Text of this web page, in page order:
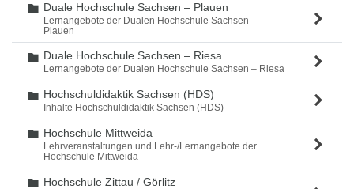
Ordner
Duale Hochschule Sachsen – Plauen
Lernangebote der Dualen Hochschule Sachsen –
Plauen
Ordner
Duale Hochschule Sachsen – Riesa
Lernangebote der Dualen Hochschule Sachsen – Riesa
Ordner
Hochschuldidaktik Sachsen (HDS)
Inhalte Hochschuldidaktik Sachsen (HDS)
Ordner
Hochschule Mittweida
Lehrveranstaltungen und Lehr-/Lernangebote der
Hochschule Mittweida
Ordner
Hochschule Zittau / Görlitz